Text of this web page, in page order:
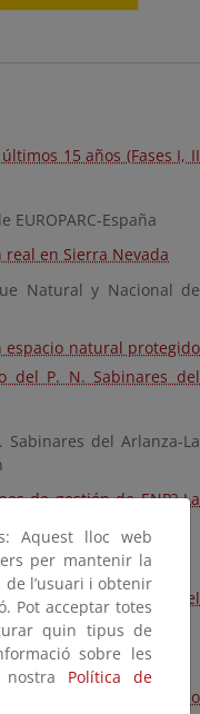
15 años (Fases I, II
EUROPARC-España
en Sierra Nevada
Natural y Nacional de
espacio natural protegido
del P. N. Sabinares del
del Arlanza-La
de gestión de ENP? La
de Garajonay
de senderos en el
Europea para el Turismo
Aquest lloc web
per mantenir la
de l’usuari i obtenir
Pot acceptar totes
quin tipus de
sobre les
Política de